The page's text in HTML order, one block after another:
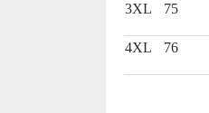
3XL 75
4XL 76